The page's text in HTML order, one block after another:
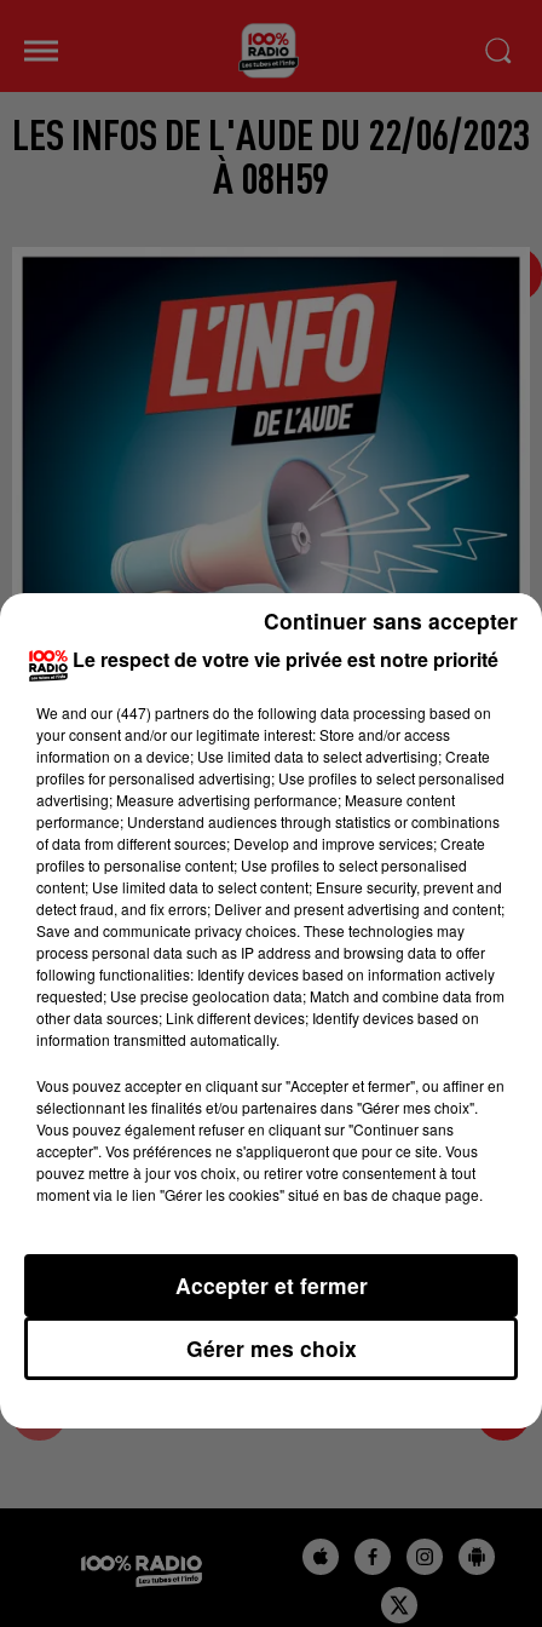
LES INFOS DE L'AUDE DU 22/06/2023
À 08H59
Lecture (4 min 19 sec)
100%
100% radio les infos de l'Aude
22 juin 2023 - 4 min 19 sec
LES INFOS DE L'AUDE DU 22/06/2023 À
08H59
Les infos de l'Aude
Le respect de votre vie privée est notre priorité
We and our (447) partnersdo the following data processing based on
your consent and/or our legitimate interest: Store and/or access
information on a device; Use limited data to select advertising; Create
profiles for personalised advertising; Use profiles to select personalised
advertising; Measure advertising performance; Measure content
performance; Understand audiences through statistics or combinations
of data from different sources; Develop and improve services; Create
profiles to personalise content; Use profiles to select personalised
content; Use limited data to select content; Ensure security, prevent and
detect fraud, and fix errors; Deliver and present advertising and content;
Save and communicate privacy choices. These technologies may
process personal data such as IP address and browsing data to offer
following functionalities: Identify devices based on information actively
requested; Use precise geolocation data; Match and combine data from
other data sources; Link different devices; Identify devices based on
information transmitted automatically.
Vous pouvez accepter en cliquant sur "Accepter et fermer", ou affiner en
sélectionnant les finalités et/ou partenaires dans "Gérer mes choix".
Vous pouvez également refuser en cliquant sur "Continuer sans
accepter". Vos préférences ne s'appliqueront que pour ce site. Vous
pouvez mettre à jour vos choix, ou retirer votre consentement à tout
moment via le lien "Gérer les cookies" situé en bas de chaque page.
Gérer mes choix
Accepter et fermer
Continuer sans accepter